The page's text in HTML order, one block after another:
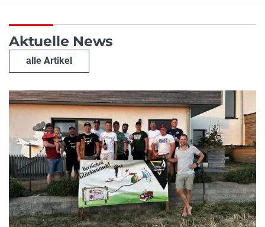
Aktuelle News
alle Artikel